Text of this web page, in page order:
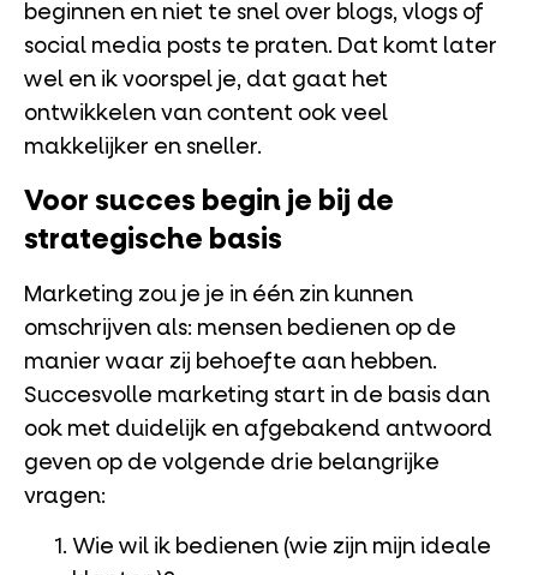
beginnen en niet te snel over blogs, vlogs of
social media posts te praten. Dat komt later
wel en ik voorspel je, dat gaat het
ontwikkelen van content ook veel
makkelijker en sneller.
Voor succes begin je bij de
strategische basis
Marketing zou je je in één zin kunnen
omschrijven als: mensen bedienen op de
manier waar zij behoefte aan hebben.
Succesvolle marketing start in de basis dan
ook met duidelijk en afgebakend antwoord
geven op de volgende drie belangrijke
vragen:
Wie wil ik bedienen (wie zijn mijn ideale